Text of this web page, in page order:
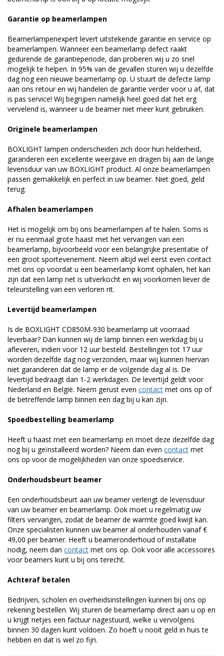
Garantie op beamerlampen
Beamerlampenexpert levert uitstekende garantie en service op
beamerlampen. Wanneer een beamerlamp defect raakt
gedurende de garantieperiode, dan proberen wij u zo snel
mogelijk te helpen. In 95% van de gevallen sturen wij u dezelfde
dag nog een nieuwe beamerlamp op. U stuurt de defecte lamp
aan ons retour en wij handelen de garantie verder voor u af, dat
is pas service! Wij begrijpen namelijk heel goed dat het erg
vervelend is, wanneer u de beamer niet meer kunt gebruiken.
Originele beamerlampen
BOXLIGHT lampen onderscheiden zich door hun helderheid,
garanderen een excellente weergave en dragen bij aan de lange
levensduur van uw BOXLIGHT product. Al onze beamerlampen
passen gemakkelijk en perfect in uw beamer. Niet goed, geld
terug.
Afhalen beamerlampen
Het is mogelijk om bij ons beamerlampen af te halen. Soms is
er nu eenmaal grote haast met het vervangen van een
beamerlamp, bijvoorbeeld voor een belangrijke presentatie of
een groot sportevenement. Neem altijd wel eerst even contact
met ons op voordat u een beamerlamp komt ophalen, het kan
zijn dat een lamp net is uitverkocht en wij voorkomen liever de
teleurstelling van een verloren rit.
Levertijd beamerlampen
Is de BOXLIGHT CD850M-930 beamerlamp uit voorraad
leverbaar? Dan kunnen wij de lamp binnen een werkdag bij u
afleveren, indien voor 12 uur besteld. Bestellingen tot 17 uur
worden dezelfde dag nog verzonden, maar wij kunnen hiervan
niet garanderen dat de lamp er de volgende dag al is. De
levertijd bedraagt dan 1-2 werkdagen. De levertijd geldt voor
Nederland en België. Neem gerust even contact met ons op of
de betreffende lamp binnen een dag bij u kan zijn.
Spoedbestelling beamerlamp
Heeft u haast met een beamerlamp en moet deze dezelfde dag
nog bij u geïnstalleerd worden? Neem dan even contact met
ons op voor de mogelijkheden van onze spoedservice.
Onderhoudsbeurt beamer
Een onderhoudsbeurt aan uw beamer verlengt de levensduur
van uw beamer en beamerlamp. Ook moet u regelmatig uw
filters vervangen, zodat de beamer de warmte goed kwijt kan.
Onze specialisten kunnen uw beamer al onderhouden vanaf €
49,00 per beamer. Heeft u beameronderhoud of installatie
nodig, neem dan contact met ons op. Ook voor alle accessoires
voor beamers kunt u bij ons terecht.
Achteraf betalen
Bedrijven, scholen en overheidsinstellingen kunnen bij ons op
rekening bestellen. Wij sturen de beamerlamp direct aan u op en
u krijgt netjes een factuur nagestuurd, welke u vervolgens
binnen 30 dagen kunt voldoen. Zo hoeft u nooit geld in huis te
hebben en dat is wel zo fijn.